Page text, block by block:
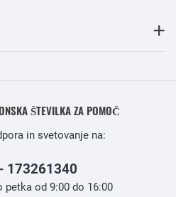
ŠTEVILKA ZA POMOČ
in svetovanje na:
173261340
petka od 9:00 do 16:00